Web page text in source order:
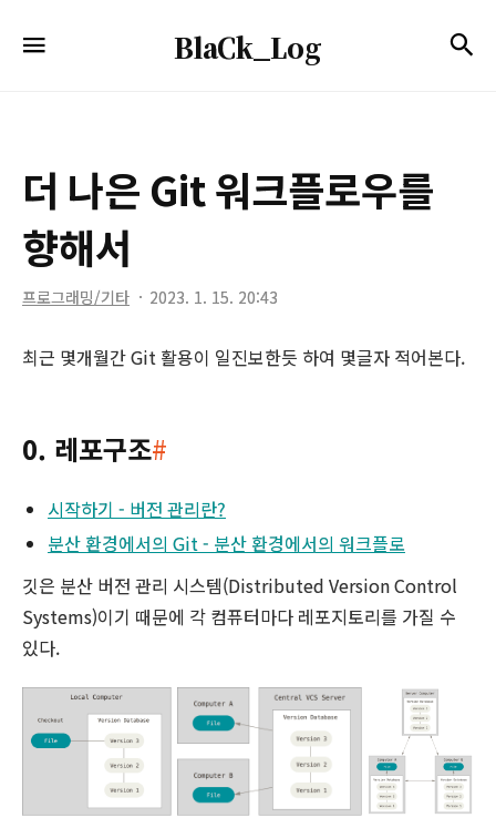
BlaCk_Log
더 나은 Git 워크플로우를
향해서
프로그래밍/기타 2023. 1. 15. 20:43
최근 몇개월간 Git 활용이 일진보한듯 하여 몇글자 적어본다.
0. 레포구조#
시작하기 - 버전 관리란?
분산 환경에서의 Git - 분산 환경에서의 워크플로
깃은 분산 버전 관리 시스템(Distributed Version Control
Systems)이기 때문에 각 컴퓨터마다 레포지토리를 가질 수
있다.